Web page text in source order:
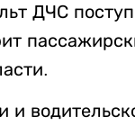
ДЧС